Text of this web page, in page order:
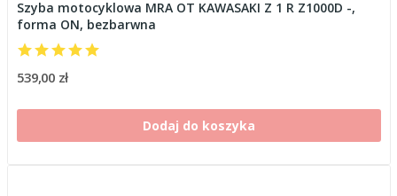
Szyba motocyklowa MRA OT KAWASAKI Z 1 R Z1000D -,
forma ON, bezbarwna
539,00 zł
Dodaj do koszyka